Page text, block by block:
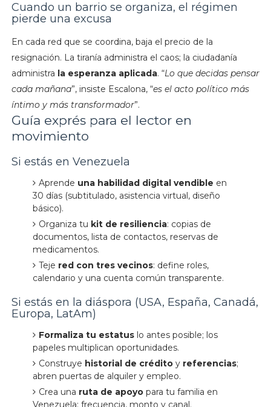
Cuando un barrio se organiza, el régimen
pierde una excusa
En cada red que se coordina, baja el precio de la
resignación. La tiranía administra el caos; la ciudadanía
administra la esperanza aplicada. “Lo que decidas pensar
cada mañana”, insiste Escalona, “es el acto político más
íntimo y más transformador”.
Guía exprés para el lector en
movimiento
Si estás en Venezuela
Aprende una habilidad digital vendible en
30 días (subtitulado, asistencia virtual, diseño
básico).
Organiza tu kit de resiliencia: copias de
documentos, lista de contactos, reservas de
medicamentos.
Teje red con tres vecinos: define roles,
calendario y una cuenta común transparente.
Si estás en la diáspora (USA, España, Canadá,
Europa, LatAm)
Formaliza tu estatuslo antes posible; los
papeles multiplican oportunidades.
Construye historial de créditoy referencias;
abren puertas de alquiler y empleo.
Crea una ruta de apoyopara tu familia en
Venezuela: frecuencia, monto y canal.